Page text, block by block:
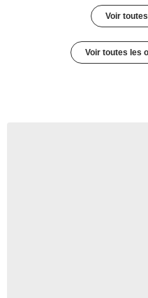
Voir
Voir toutes les